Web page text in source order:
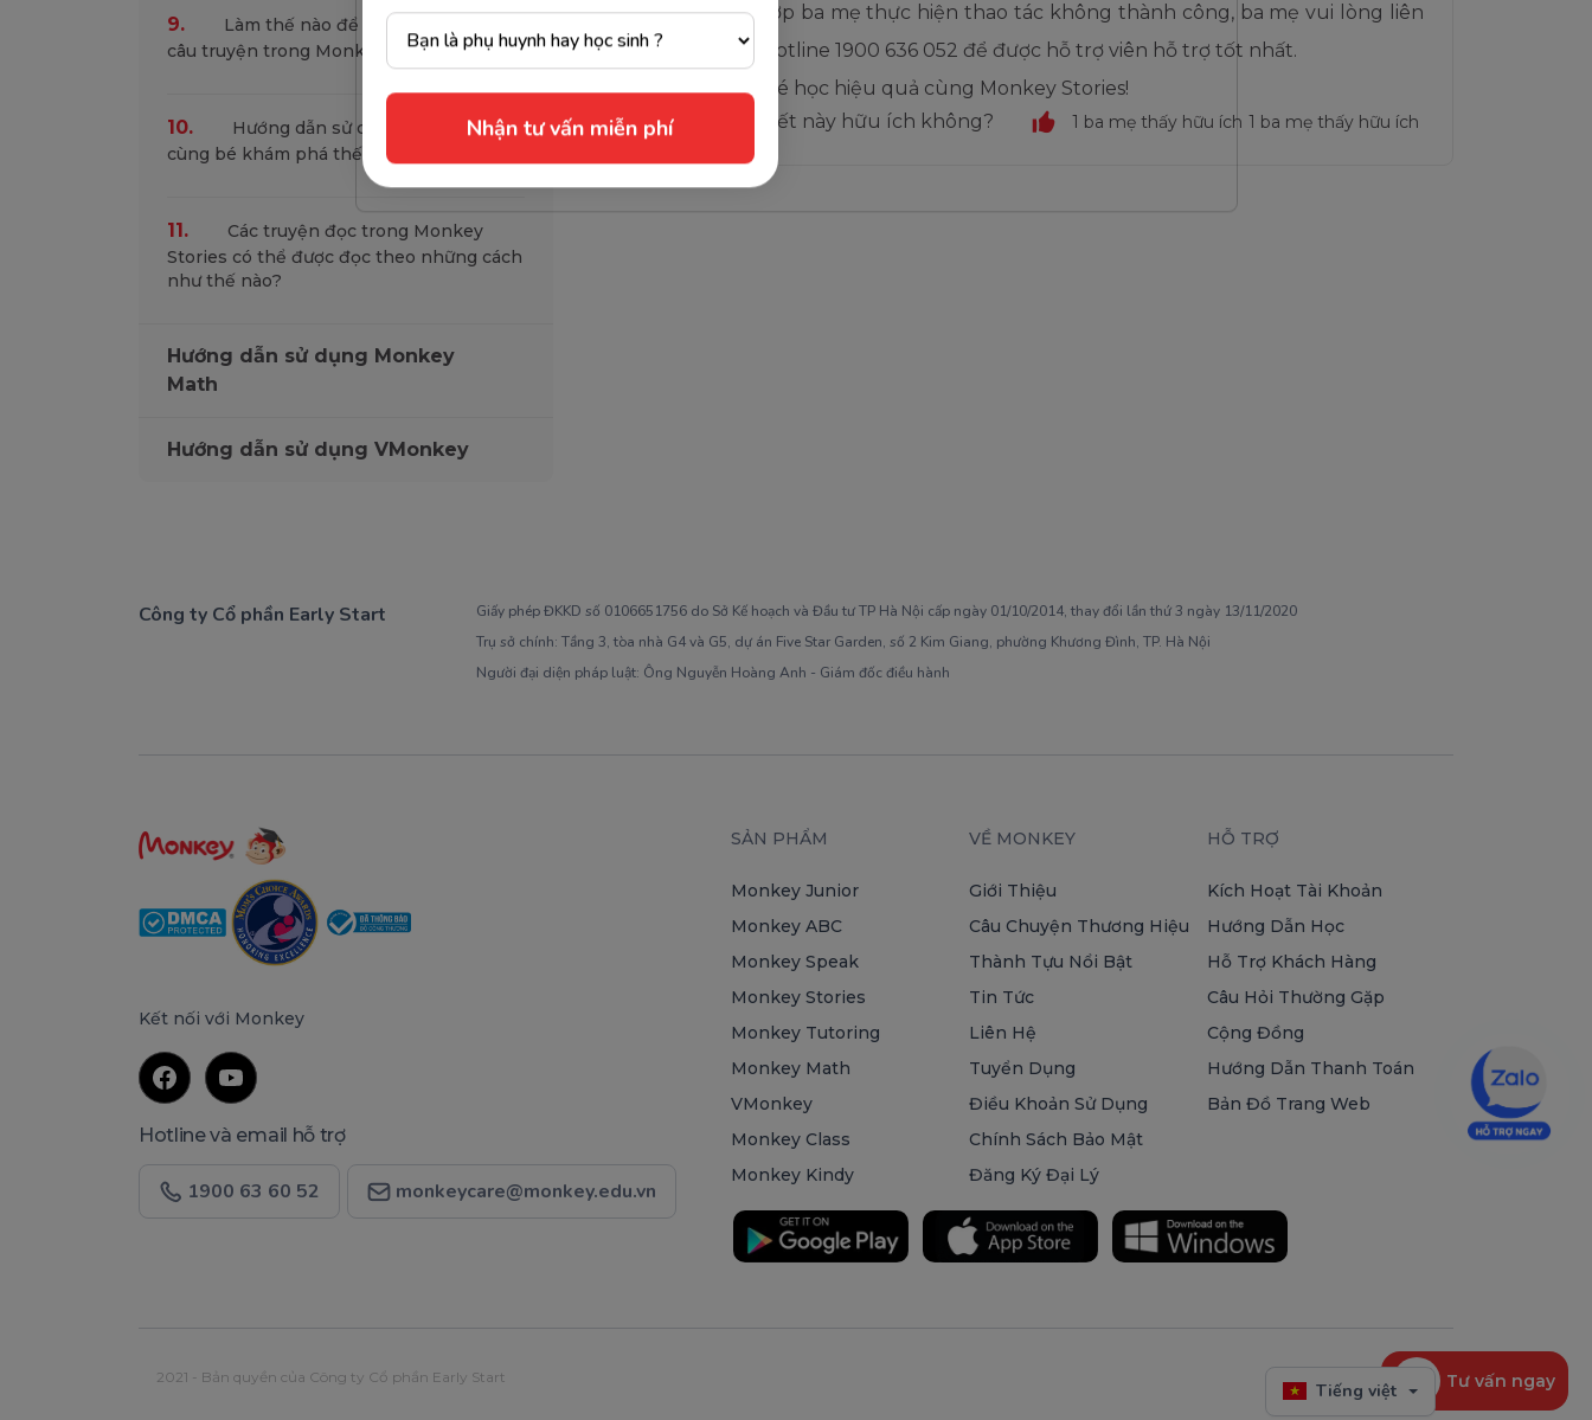
Tư vấn ngay
Nhận tư vấn miễn phí
9.
Làm thế nào để ghi âm được các
câu truyện trong Monkey Stories?
10.
Hướng dẫn sử dụng sách “Nhật ký
cùng bé khám phá thế giới”
11.
Các truyện đọc trong Monkey
Stories có thể được đọc theo những cách
như thế nào?
Hướng dẫn sử dụng Monkey
Math
Hướng dẫn sử dụng VMonkey
Trong trường hợp ba mẹ thực hiện thao tác không thành công, ba mẹ vui lòng liên
hệ trực tiếp tới hotline 1900 636 052 để được hỗ trợ viên hỗ trợ tốt nhất.
Chúc ba mẹ và bé học hiệu quả cùng Monkey Stories!
Ba mẹ thấy bài viết này hữu ích không?
1 ba mẹ thấy hữu ích 1 ba mẹ thấy hữu ích
Công ty Cổ phần Early Start
Giấy phép ĐKKD số 0106651756 do Sở Kế hoạch và Đầu tư TP Hà Nội cấp ngày 01/10/2014, thay đổi lần thứ 3 ngày 13/11/2020
Trụ sở chính: Tầng 3, tòa nhà G4 và G5, dự án Five Star Garden, số 2 Kim Giang, phường Khương Đình, TP. Hà Nội
Người đại diện pháp luật: Ông Nguyễn Hoàng Anh - Giám đốc điều hành
Kết nối với Monkey
Hotline và email hỗ trợ
1900 63 60 52 monkeycare@monkey.edu.vn
SẢN PHẨM
Monkey Junior
Monkey ABC
Monkey Speak
Monkey Stories
Monkey Tutoring
Monkey Math
VMonkey
Monkey Class
Monkey Kindy
VỀ MONKEY
Giới Thiệu
Câu Chuyện Thương Hiệu
Thành Tựu Nổi Bật
Tin Tức
Liên Hệ
Tuyển Dụng
Điều Khoản Sử Dụng
Chính Sách Bảo Mật
Đăng Ký Đại Lý
HỖ TRỢ
Kích Hoạt Tài Khoản
Hướng Dẫn Học
Hỗ Trợ Khách Hàng
Câu Hỏi Thường Gặp
Cộng Đồng
Hướng Dẫn Thanh Toán
Bản Đồ Trang Web
2021 - Bản quyền của Công ty Cổ phần Early Start
Tiếng việt